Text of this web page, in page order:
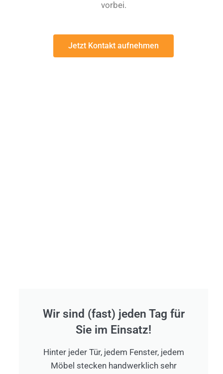
vorbei.
Jetzt Kontakt aufnehmen
Wir sind (fast) jeden Tag für
Sie im Einsatz!
Hinter jeder Tür, jedem Fenster, jedem
Möbel stecken handwerklich sehr